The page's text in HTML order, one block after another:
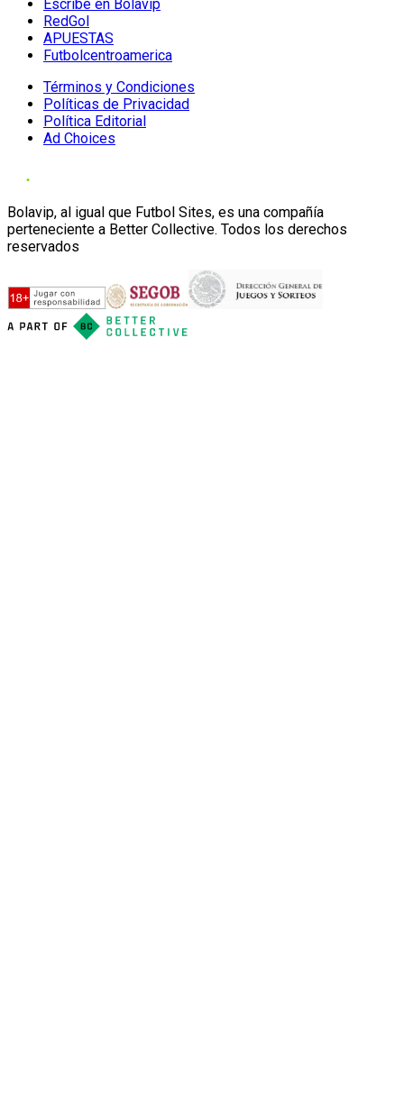
Escribe en Bolavip
RedGol
APUESTAS
Futbolcentroamerica
Términos y Condiciones
Políticas de Privacidad
Política Editorial
Ad Choices
Bolavip, al igual que Futbol Sites, es una compañía
perteneciente a Better Collective. Todos los derechos
reservados